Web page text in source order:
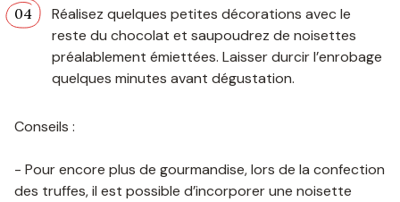
Réalisez quelques petites décorations avec le
reste du chocolat et saupoudrez de noisettes
préalablement émiettées. Laisser durcir l’enrobage
quelques minutes avant dégustation.
Conseils :
- Pour encore plus de gourmandise, lors de la confection
des truffes, il est possible d’incorporer une noisette